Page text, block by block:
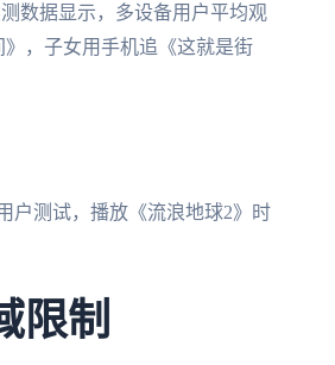
数据显示，多设备用户平均观
，子女用手机追《这就是街
户测试，播放《流浪地球2》时
限制